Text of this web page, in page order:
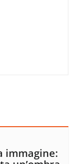
immagine: